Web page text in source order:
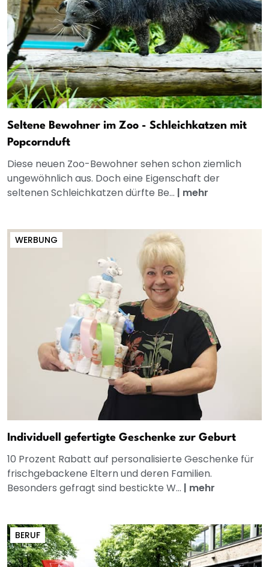
Seltene Bewohner im Zoo - Schleichkatzen mit
Popcornduft
Diese neuen Zoo-Bewohner sehen schon ziemlich
ungewöhnlich aus. Doch eine Eigenschaft der
seltenen Schleichkatzen dürfte Be... | mehr
WERBUNG
Individuell gefertigte Geschenke zur Geburt
10 Prozent Rabatt auf personalisierte Geschenke für
frischgebackene Eltern und deren Familien.
Besonders gefragt sind bestickte W... | mehr
BERUF